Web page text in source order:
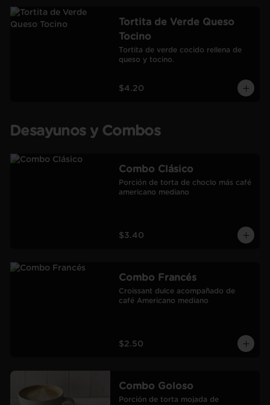
Tortita de Verde Queso
Tocino
Tortita de verde cocido rellena de
queso y tocino.
$4.20
Desayunos y Combos
Combo Clásico
Porción de torta de choclo más café
americano mediano
$3.40
Combo Francés
Croissant dulce acompañado de
café Americano mediano
$2.50
Combo Goloso
Porción de torta mojada de